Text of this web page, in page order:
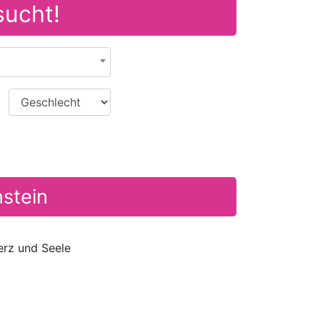
Geschlecht
und Seele